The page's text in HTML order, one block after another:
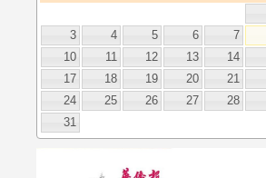
3
4 5 6 7
10
11 12 13 14
17
18 19 20 21
24
25 26 27 28
31